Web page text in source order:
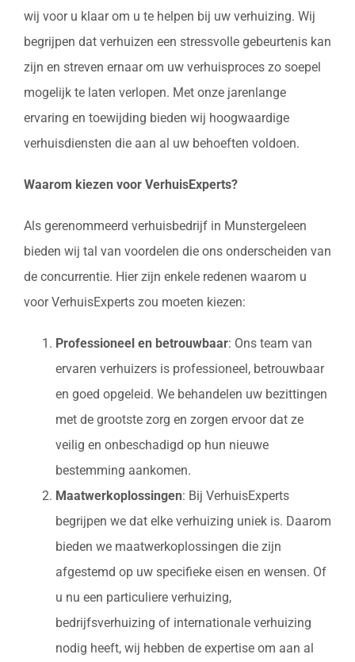
wij voor u klaar om u te helpen bij uw verhuizing. Wij
begrijpen dat verhuizen een stressvolle gebeurtenis kan
zijn en streven ernaar om uw verhuisproces zo soepel
mogelijk te laten verlopen. Met onze jarenlange
ervaring en toewijding bieden wij hoogwaardige
verhuisdiensten die aan al uw behoeften voldoen.
Waarom kiezen voor VerhuisExperts?
Als gerenommeerd verhuisbedrijf in Munstergeleen
bieden wij tal van voordelen die ons onderscheiden van
de concurrentie. Hier zijn enkele redenen waarom u
voor VerhuisExperts zou moeten kiezen:
Professioneel en betrouwbaar: Ons team van
ervaren verhuizers is professioneel, betrouwbaar
en goed opgeleid. We behandelen uw bezittingen
met de grootste zorg en zorgen ervoor dat ze
veilig en onbeschadigd op hun nieuwe
bestemming aankomen.
Maatwerkoplossingen: Bij VerhuisExperts
begrijpen we dat elke verhuizing uniek is. Daarom
bieden we maatwerkoplossingen die zijn
afgestemd op uw specifieke eisen en wensen. Of
u nu een particuliere verhuizing,
bedrijfsverhuizing of internationale verhuizing
nodig heeft, wij hebben de expertise om aan al